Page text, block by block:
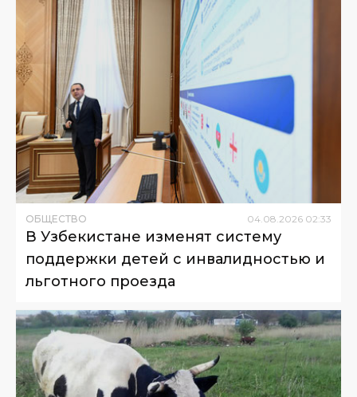
ОБЩЕСТВО 04.08.2026 02:33
В Узбекистане изменят систему
поддержки детей с инвалидностью и
льготного проезда